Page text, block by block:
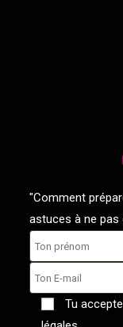
"Comment
astuces à ne pas
Tu